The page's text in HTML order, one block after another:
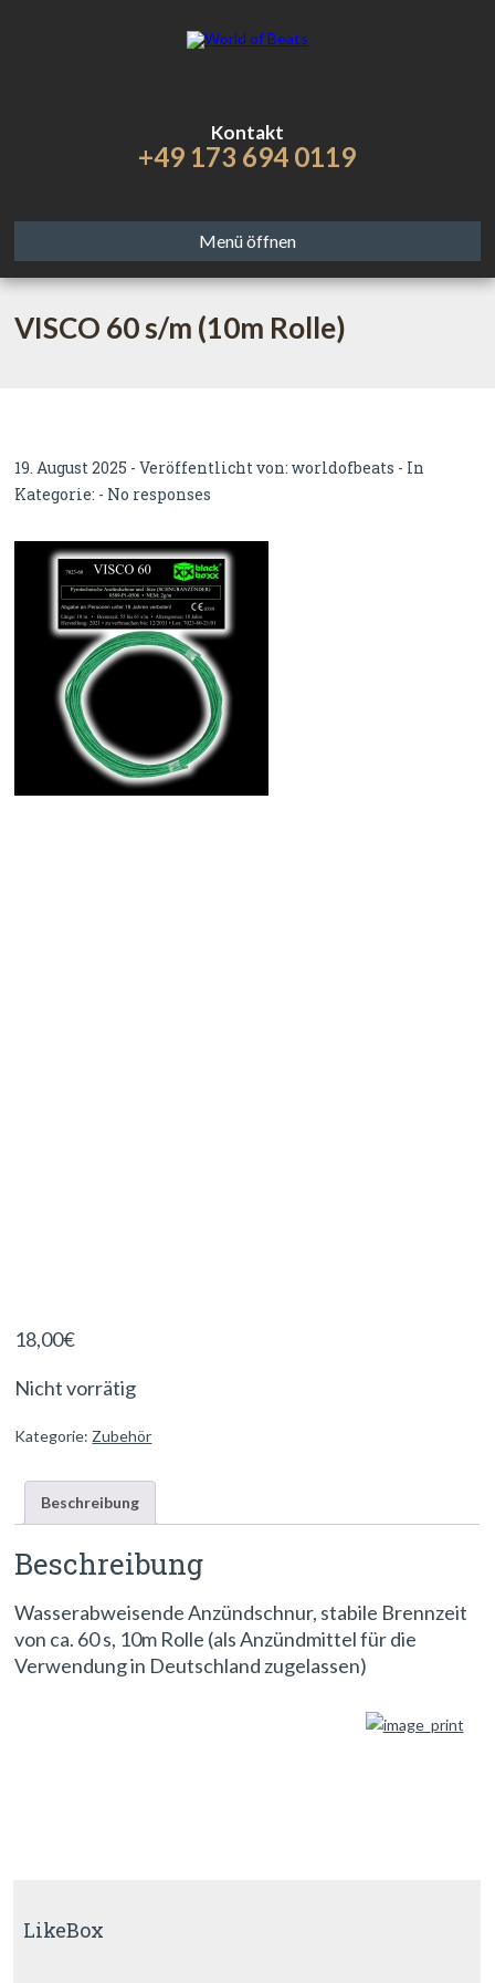
Kontakt
+49 173 694 0119
Menü öffnen
VISCO 60 s/m (10m Rolle)
19. August 2025 - Veröffentlicht von:worldofbeats - In
Kategorie: - No responses
18,00€
Nicht vorrätig
Kategorie: Zubehör
Beschreibung
Beschreibung
Wasserabweisende Anzündschnur, stabile Brennzeit
von ca. 60 s, 10m Rolle (als Anzündmittel für die
Verwendung in Deutschland zugelassen)
LikeBox